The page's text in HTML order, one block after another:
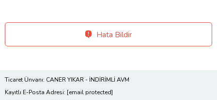
Hata Bildir
Ticaret Ünvanı: CANER YIKAR - İNDİRİMLİ AVM
Kayıtlı E-Posta Adresi: [email protected]